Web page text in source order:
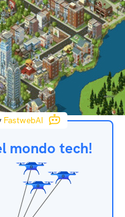
FastwebAI
mondo tech!